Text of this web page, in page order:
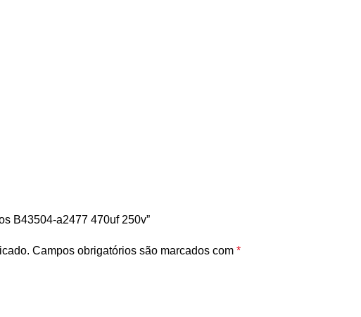
B43504-a2477 470uf 250v”
Campos obrigatórios são marcados com *